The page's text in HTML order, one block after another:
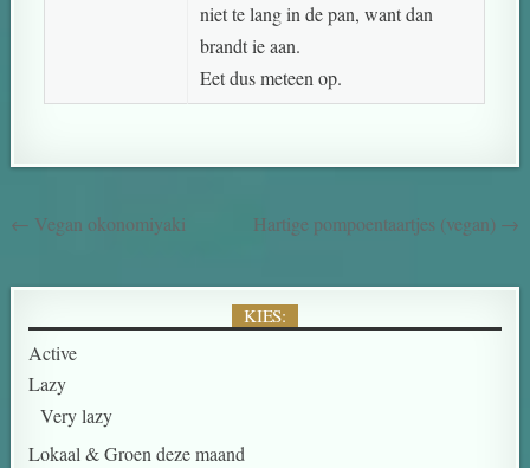
niet te lang in de pan, want dan
brandt ie aan.
Eet dus meteen op.
← Vegan okonomiyaki Hartige pompoentaartjes (vegan) →
KIES:
Active
Lazy
Very lazy
Lokaal & Groen deze maand